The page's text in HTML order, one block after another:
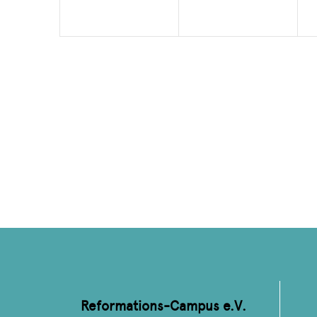
Reformations-Campus e.V.